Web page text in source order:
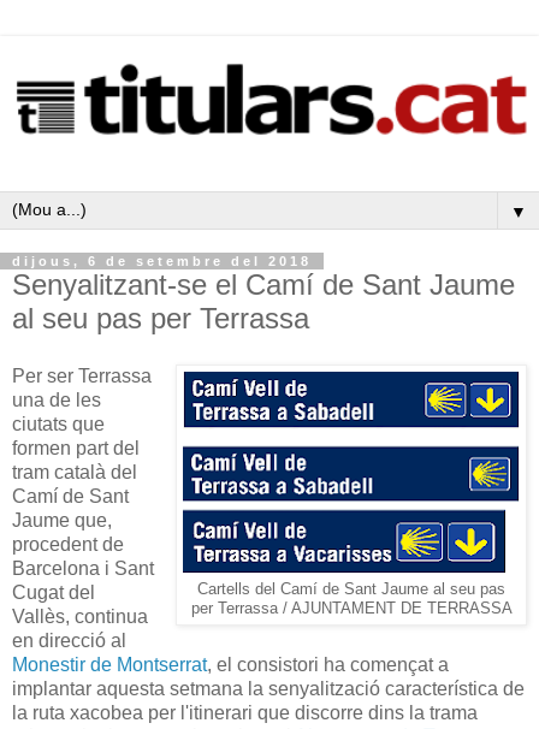
▼
dijous, 6 de setembre del 2018
Senyalitzant-se el Camí de Sant Jaume
al seu pas per Terrassa
Cartells del Camí de Sant Jaume al seu pas
per Terrassa / AJUNTAMENT DE TERRASSA
Per ser Terrassa
una de les
ciutats que
formen part del
tram català del
Camí de Sant
Jaume que,
procedent de
Barcelona i Sant
Cugat del
Vallès, continua
en direcció al
Monestir de Montserrat, el consistori ha començat a
implantar aquesta setmana la senyalització característica de
la ruta xacobea per l'itinerari que discorre dins la trama